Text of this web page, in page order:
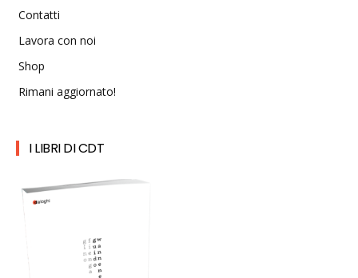
Contatti
Lavora con noi
Shop
Rimani aggiornato!
I LIBRI DI CDT